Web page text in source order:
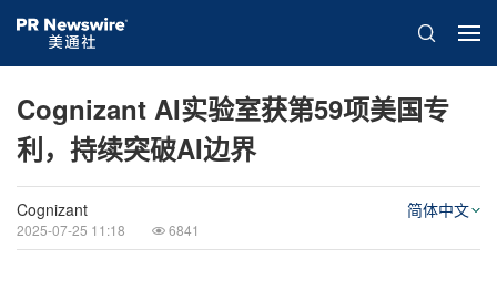
Cognizant AI实验室获第59项美国专
利，持续突破AI边界
Cognizant
2025-07-25 11:18 6841
简体中文